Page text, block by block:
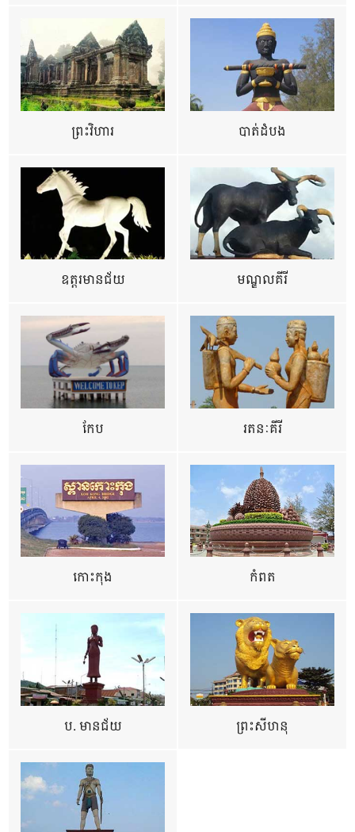
ព្រះវិហារ បាត់ដំបង
ឧត្ដរមានជ័យ មណ្ឌលគីរី
កែប រតនៈគីរី
កោះកុង កំពត
ប. មានជ័យ ព្រះសីហនុ